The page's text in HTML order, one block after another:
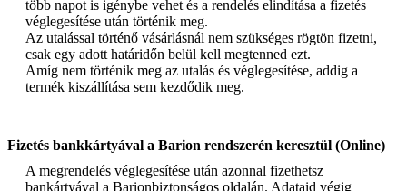
több napot is igénybe vehet és a rendelés elindítása a fizetés
véglegesítése után történik meg.
Az utalással történő vásárlásnál nem szükséges rögtön fizetni,
csak egy adott határidőn belül kell megtenned ezt.
Amíg nem történik meg az utalás és véglegesítése, addig a
termék kiszállítása sem kezdődik meg.
Fizetés bankkártyával a Barion rendszerén keresztül (Online)
A megrendelés véglegesítése után azonnal fizethetsz
bankártyával a Barionbiztonságos oldalán. Adataid végig